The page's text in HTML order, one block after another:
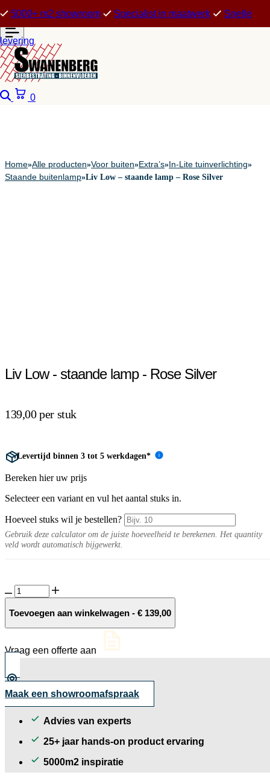
5000+ m2 showroom Specialist in maatwerk Snelle
levering
Zoeken
0
Home»Alle producten»Voor buiten»Extra’s»In-Lite tuinverlichting»
Staande buitenlamp»Liv Low – staande lamp – Rose Silver
Liv Low - staande lamp - Rose Silver
139,00 per stuk
Levertijd binnen 3 tot 5 werkdagen* i
Bereken hier uw prijs
Selecteer een variant en vul het aantal stuks in.
Hoeveel stuks wil je bestellen?
Gebruik deze calculator om de juiste hoeveelheid te berekenen. Het quantity
veld wordt automatisch bijgewerkt.
Liv
Low
-
Rose
aantal
Toevoegen aan winkelwagen - € 139,00
Vraag een offerte aan
Maak een showroomafspraak
Advies van experts
25+ jaar hands-on product ervaring
5000m2 inspiratie